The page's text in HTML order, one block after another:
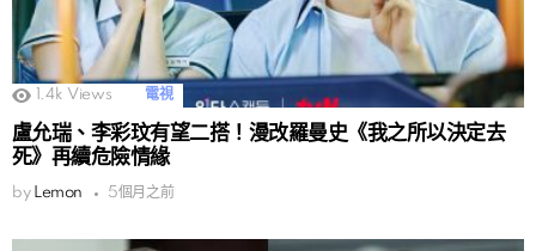
1.4k Views 電視
盧允瑞、李彩玟有望二搭！漫改羅曼史《我之所以決定去
死》再續危險情緣
by Lemon 5個月之前